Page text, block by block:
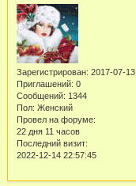
Зарегистрирован: 2017-07-13
Приглашений: 0
Сообщений: 1344
Пол: Женский
Провел на форуме:
22 дня 11 часов
Последний визит:
2022-12-14 22:57:45